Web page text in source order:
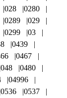
028
0280
0289
029
0299
03
0439
0467
048
0480
04996
0536
0537